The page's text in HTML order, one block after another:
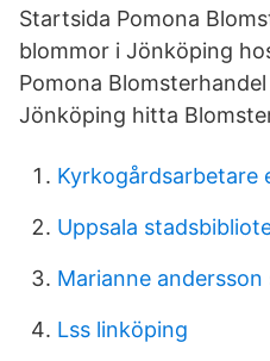
Startsida Pomona
blommor i Jönköping
Pomona
Jönköping hitta
Kyrkogårdsarbetare
Uppsala
Marianne
Lss linköping